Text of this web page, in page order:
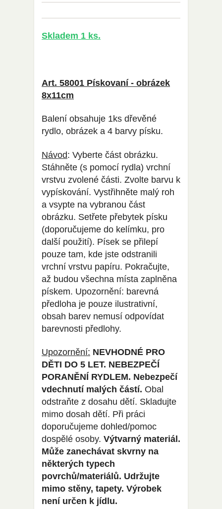
Skladem 1 ks.
Art. 58001 Pískovaní - obrázek
8x11cm
Balení obsahuje 1ks dřevěné
rydlo, obrázek a 4 barvy písku.
Návod: Vyberte část obrázku.
Stáhněte (s pomocí rydla) vrchní
vrstvu zvolené části. Zvolte barvu k
vypískování. Vystřihněte malý roh
a vsypte na vybranou část
obrázku. Setřete přebytek písku
(doporučujeme do kelímku, pro
další použití). Písek se přilepí
pouze tam, kde jste odstranili
vrchní vrstvu papíru. Pokračujte,
až budou všechna místa zaplněna
pískem. Upozornění: barevná
předloha je pouze ilustrativní,
obsah barev nemusí odpovídat
barevnosti předlohy.
Upozornění: NEVHODNÉ PRO
DĚTI DO 5 LET. NEBEZPEČÍ
PORANĚNÍ RYDLEM. Nebezpečí
vdechnutí malých částí. Obal
odstraňte z dosahu dětí. Skladujte
mimo dosah dětí. Při práci
doporučujeme dohled/pomoc
dospělé osoby. Výtvarný materiál.
Může zanechávat skvrny na
některých typech
povrchů/materiálů. Udržujte
mimo stěny, tapety. Výrobek
není určen k jídlu.